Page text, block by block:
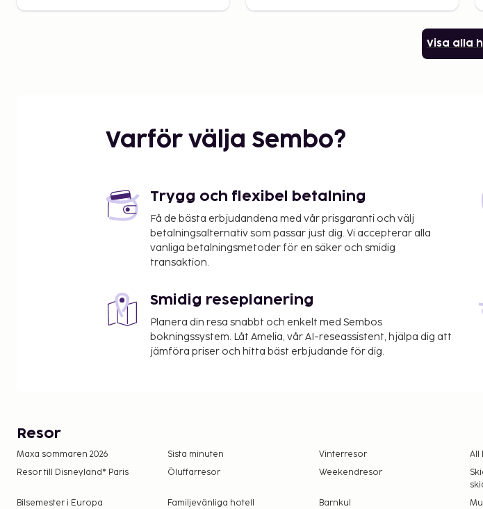
Visa alla
Varför välja Sembo?
Trygg och flexibel betalning
Få de bästa erbjudandena med vår prisgaranti och välj
betalningsalternativ som passar just dig. Vi accepterar alla
vanliga betalningsmetoder för en säker och smidig
transaktion.
Smidig reseplanering
Planera din resa snabbt och enkelt med Sembos
bokningssystem. Låt Amelia, vår AI-reseassistent, hjälpa dig att
jämföra priser och hitta bäst erbjudande för dig.
Resor
Maxa sommaren 2026 Sista minuten Vinterresor All
Resor till Disneyland® Paris
Öluffarresor Weekendresor
Bilsemester i Europa Familjevänliga hotell Barnkul